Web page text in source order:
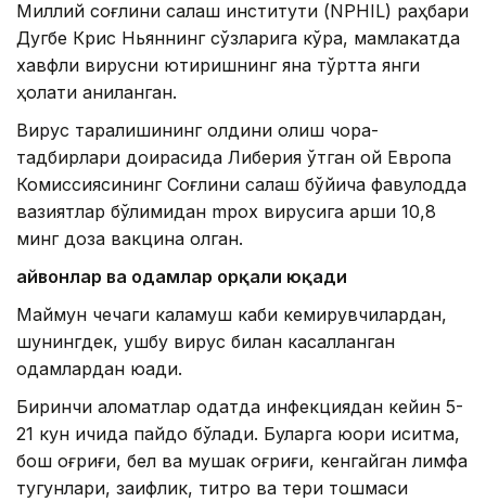
Миллий соғлиқни сақлаш институти (NPHIL) раҳбари
Дугбе Крис Ньяннинг сўзларига кўра, мамлакатда
хавфли вирусни юқтиришнинг яна тўртта янги
ҳолати аниқланган.
Вирус тарқалишининг олдини олиш чора-
тадбирлари доирасида Либерия ўтган ой Европа
Комиссиясининг Соғлиқни сақлаш бўйича фавқулодда
вазиятлар бўлимидан mpox вирусига қарши 10,8
минг доза вакцина олган.
Ҳайвонлар ва одамлар орқали юқади
Маймун чечаги каламуш каби кемирувчилардан,
шунингдек, ушбу вирус билан касалланган
одамлардан юқади.
Биринчи аломатлар одатда инфекциядан кейин 5-
21 кун ичида пайдо бўлади. Буларга юқори иситма,
бош оғриғи, бел ва мушак оғриғи, кенгайган лимфа
тугунлари, заифлик, титроқ ва тери тошмаси